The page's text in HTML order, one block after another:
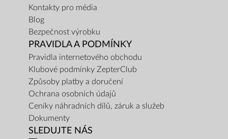
Kontakty pro média
Blog
Bezpečnost výrobku
PRAVIDLA A PODMÍNKY
Pravidla internetového obchodu
Klubové podmínky ZepterClub
Způsoby platby a doručení
Ochrana osobních údajů
Ceníky náhradních dílů, záruk a služeb
Dokumenty
SLEDUJTE NÁS